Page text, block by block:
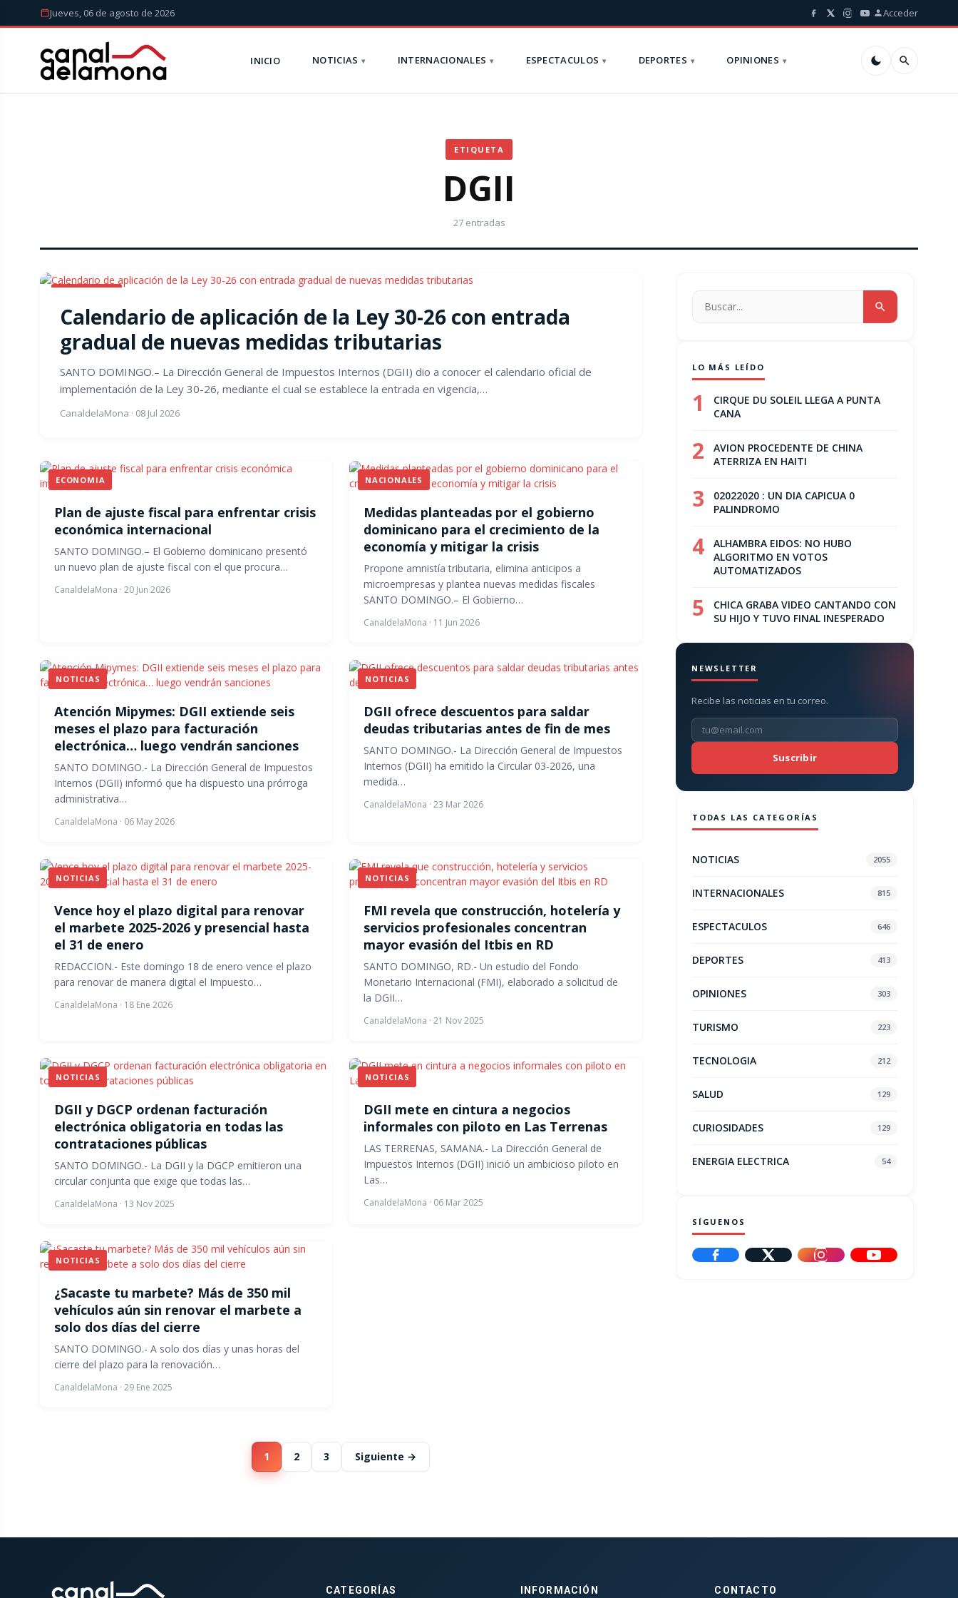
Jueves, 06 de agosto de 2026 Acceder
INICIO NOTICIAS INTERNACIONALES ESPECTACULOS DEPORTES OPINIONES
ETIQUETA
DGII
27 entradas
Calendario de aplicación de la Ley 30-26 con entrada
gradual de nuevas medidas tributarias
SANTO DOMINGO.– La Dirección General de Impuestos Internos (DGII) dio a conocer el calendario oficial de
implementación de la Ley 30-26, mediante el cual se establece la entrada en vigencia,…
CanaldelaMona · 08 Jul 2026
ECONOMIA
Plan de ajuste fiscal para enfrentar crisis
económica internacional
SANTO DOMINGO.– El Gobierno dominicano presentó
un nuevo plan de ajuste fiscal con el que procura…
CanaldelaMona · 20 Jun 2026
NACIONALES
Medidas planteadas por el gobierno
dominicano para el crecimiento de la
economía y mitigar la crisis
Propone amnistía tributaria, elimina anticipos a
microempresas y plantea nuevas medidas fiscales
SANTO DOMINGO.– El Gobierno…
CanaldelaMona · 11 Jun 2026
NOTICIAS
Atención Mipymes: DGII extiende seis
meses el plazo para facturación
electrónica… luego vendrán sanciones
SANTO DOMINGO.- La Dirección General de Impuestos
Internos (DGII) informó que ha dispuesto una prórroga
administrativa…
CanaldelaMona · 06 May 2026
NOTICIAS
DGII ofrece descuentos para saldar
deudas tributarias antes de fin de mes
SANTO DOMINGO.- La Dirección General de Impuestos
Internos (DGII) ha emitido la Circular 03-2026, una
medida…
CanaldelaMona · 23 Mar 2026
NOTICIAS
Vence hoy el plazo digital para renovar
el marbete 2025-2026 y presencial hasta
el 31 de enero
REDACCION.- Este domingo 18 de enero vence el plazo
para renovar de manera digital el Impuesto…
CanaldelaMona · 18 Ene 2026
NOTICIAS
FMI revela que construcción, hotelería y
servicios profesionales concentran
mayor evasión del Itbis en RD
SANTO DOMINGO, RD.- Un estudio del Fondo
Monetario Internacional (FMI), elaborado a solicitud de
la DGII…
CanaldelaMona · 21 Nov 2025
NOTICIAS
DGII y DGCP ordenan facturación
electrónica obligatoria en todas las
contrataciones públicas
SANTO DOMINGO.- La DGII y la DGCP emitieron una
circular conjunta que exige que todas las…
CanaldelaMona · 13 Nov 2025
NOTICIAS
DGII mete en cintura a negocios
informales con piloto en Las Terrenas
LAS TERRENAS, SAMANA.- La Dirección General de
Impuestos Internos (DGII) inició un ambicioso piloto en
Las…
CanaldelaMona · 06 Mar 2025
NOTICIAS
¿Sacaste tu marbete? Más de 350 mil
vehículos aún sin renovar el marbete a
solo dos días del cierre
SANTO DOMINGO.- A solo dos días y unas horas del
cierre del plazo para la renovación…
CanaldelaMona · 29 Ene 2025
1 2 3 Siguiente →
LO MÁS LEÍDO
1
CIRQUE DU SOLEIL LLEGA A PUNTA
CANA
2
AVION PROCEDENTE DE CHINA
ATERRIZA EN HAITI
3
02022020 : UN DIA CAPICUA 0
PALINDROMO
4
ALHAMBRA EIDOS: NO HUBO
ALGORITMO EN VOTOS
AUTOMATIZADOS
5
CHICA GRABA VIDEO CANTANDO CON
SU HIJO Y TUVO FINAL INESPERADO
NEWSLETTER
Recibe las noticias en tu correo.
Suscribir
TODAS LAS CATEGORÍAS
NOTICIAS 2055
INTERNACIONALES 815
ESPECTACULOS 646
DEPORTES 413
OPINIONES 303
TURISMO 223
TECNOLOGIA 212
SALUD 129
CURIOSIDADES 129
ENERGIA ELECTRICA 54
SÍGUENOS
CATEGORÍAS INFORMACIÓN CONTACTO